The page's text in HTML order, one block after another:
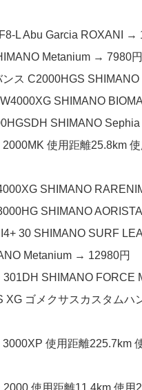
L Abu Garcia ROXANI →
Metanium → 7980円
ス C2000HGS
SHIMANO
SHIMANO
使用距離25.8km
SHIMANO
SHIMANO
30 SHIMANO SURF
Metanium → 12980円
SHIMANO FORCE
XG ゴメクサスカスタム
使用距離225.7km
使用距離11.4km 使